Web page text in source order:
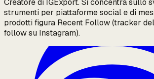
Creatore di IGExport. Si concentra sullo
strumenti per piattaforme social e di
prodotti figura Recent Follow (tracker
follow su Instagram).